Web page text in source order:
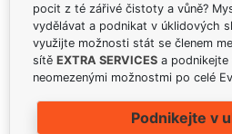
pocit z té zářivé čistoty a vůně?
vydělávat a podnikat v úklidových
využijte možnosti stát se členem
sítě EXTRA SERVICES a
neomezenými možnostmi po celé
Podnikejte v